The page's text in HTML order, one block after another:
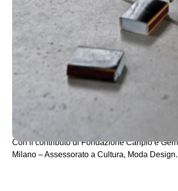
straniero, un carattere potenziale che viene
ostinatamente “barbaro”.
Gli studenti, con le loro opere, hanno
all’“istintivo”, che nasce da una reale
sull' importanza di una dimensione
creazione artistica. Seguendo la natura dei
molteplicità dei linguaggi, delle tecniche,
generati, la dimensione spaziale in cui sono
fine di marcare questi aspetti tra saturazione
Con il contributo di Fondazione Cariplo e
Milano – Assessorato a Cultura, Moda Design.